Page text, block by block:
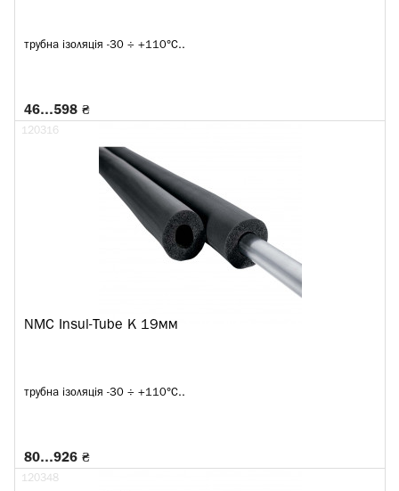
трубна ізоляція -30 ÷ +110°C..
46…598 ₴
NMC Insul-Tube K 19мм
трубна ізоляція -30 ÷ +110°C..
120316
80…926 ₴
120348